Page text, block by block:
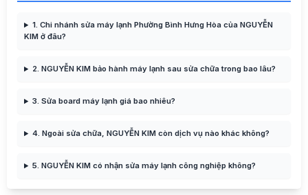
1. Chi nhánh sửa máy lạnh Phường Bình Hưng Hòa của NGUYỄN
KIM ở đâu?
2. NGUYỄN KIM bảo hành máy lạnh sau sửa chữa trong bao lâu?
3. Sửa board máy lạnh giá bao nhiêu?
4. Ngoài sửa chữa, NGUYỄN KIM còn dịch vụ nào khác không?
5. NGUYỄN KIM có nhận sửa máy lạnh công nghiệp không?